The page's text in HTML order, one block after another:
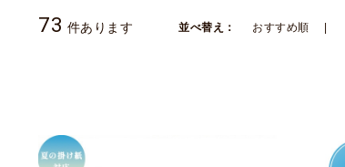
73 件あります 並べ替え： おすすめ順